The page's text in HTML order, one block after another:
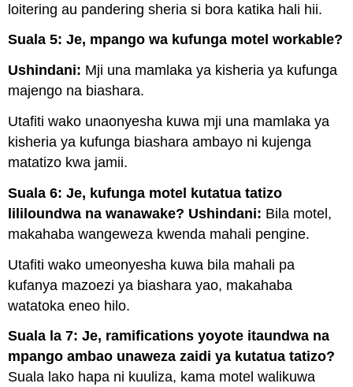
loitering au pandering sheria si bora katika hali hii.
Suala 5: Je, mpango wa kufunga motel workable?
Ushindani: Mji una mamlaka ya kisheria ya kufunga
majengo na biashara.
Utafiti wako unaonyesha kuwa mji una mamlaka ya
kisheria ya kufunga biashara ambayo ni kujenga
matatizo kwa jamii.
Suala 6: Je, kufunga motel kutatua tatizo
lililoundwa na wanawake? Ushindani: Bila motel,
makahaba wangeweza kwenda mahali pengine.
Utafiti wako umeonyesha kuwa bila mahali pa
kufanya mazoezi ya biashara yao, makahaba
watatoka eneo hilo.
Suala la 7: Je, ramifications yoyote itaundwa na
mpango ambao unaweza zaidi ya kutatua tatizo?
Suala lako hapa ni kuuliza, kama motel walikuwa